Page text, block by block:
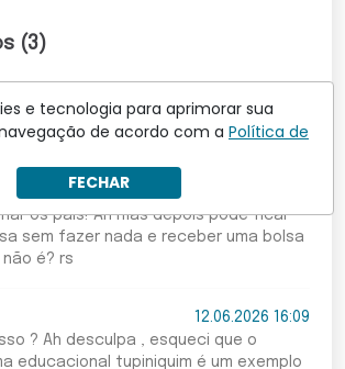
(3)
Muito pior é expor as adolescentes
Deixem esta família em paz!!!!!
os pais! Ah mas depois pode ficar
sem fazer nada e receber uma bolsa
não é? rs
12.06.2026 16:09
? Ah desculpa , esqueci que o
educacional tupiniquim é um exemplo
e tecnologia para aprimorar sua
de acordo com a Política de
FECHAR